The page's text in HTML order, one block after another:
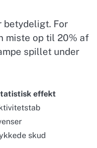
betydeligt. For
miste op til 20% af
spillet under
effekt
skud